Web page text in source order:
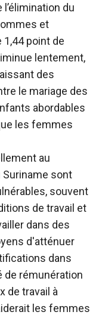
du
et
point de
lentement,
des
le mariage des
abordables
les femmes
au
sont
souvent
de travail et
dans des
d'atténuer
dans
de rémunération
de travail à
les femmes